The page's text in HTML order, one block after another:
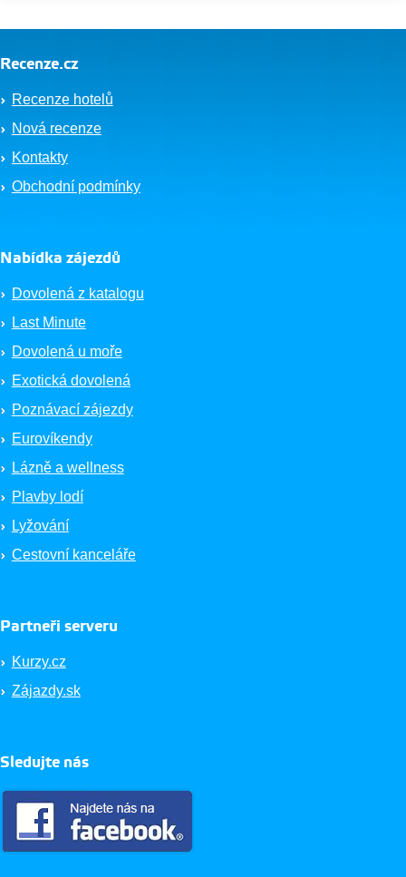
Recenze.cz
Recenze hotelů
Nová recenze
Kontakty
Obchodní podmínky
Nabídka zájezdů
Dovolená z katalogu
Last Minute
Dovolená u moře
Exotická dovolená
Poznávací zájezdy
Eurovíkendy
Lázně a wellness
Plavby lodí
Lyžování
Cestovní kanceláře
Partneři serveru
Kurzy.cz
Zájazdy.sk
Sledujte nás